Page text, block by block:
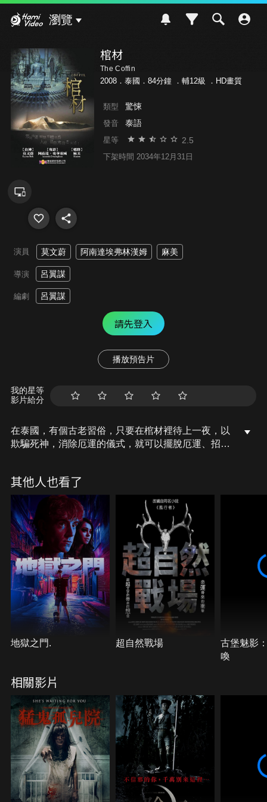
瀏覽
棺材
The Coffin
2008．泰國．84分鐘 ． 輔12級 ．HD畫質
類型 驚悚
發音 泰語
星等 2.5
下架時間 2034年12月31日
演員 莫文蔚 阿南達埃弗林漢姆 麻美
導演 呂翼謀
編劇 呂翼謀
請先登入
播放預告片
我的星等
影片給分
在泰國，有個古老習俗，只要在棺材裡待上一夜，以
欺騙死神，消除厄運的儀式，就可以擺脫厄運、招來
症的未婚妻，在眾人的遊說下，參加了儀式。來自香
港的蘇（莫文蔚 飾）在結婚前一週得知自己得了肺
癌，為了與心愛的人長相廝守，也來到泰國投入這個
傳說可以扭轉命運的儀式。儀式後，克里斯的未婚妻
與蘇都奇蹟的復原了，然而伴隨而來的，卻是一件又
一件無法解釋的恐怖事件。離奇的景象將他們帶入未
知的恐懼之中，究竟儀式的真相是？！
其他人也看了
地獄之門. 超自然戰場
古堡魅影
喚
相關影片